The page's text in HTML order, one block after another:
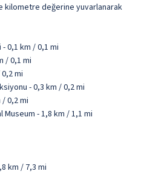
kilometre değerine yuvarlanarak
0,1 km / 0,1 mi
/ 0,1 mi
mi
- 0,3 km / 0,2 mi
0,2 mi
- 1,8 km / 1,1 mi
km / 7,3 mi